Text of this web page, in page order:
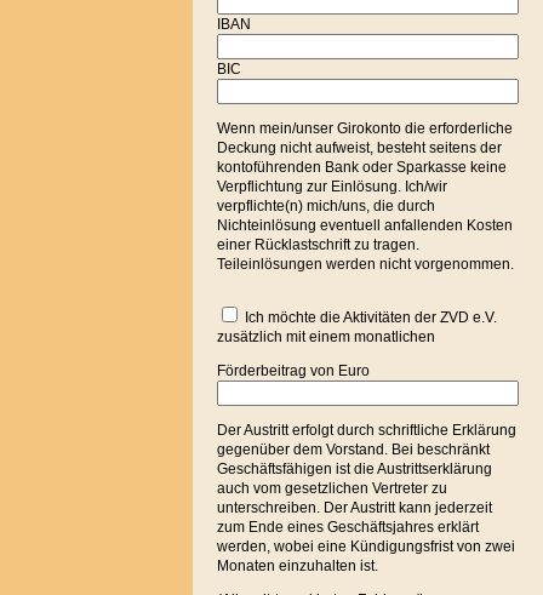
IBAN
BIC
Wenn mein/unser Girokonto die erforderliche
Deckung nicht aufweist, besteht seitens der
kontoführenden Bank oder Sparkasse keine
Verpflichtung zur Einlösung. Ich/wir
verpflichte(n) mich/uns, die durch
Nichteinlösung eventuell anfallenden Kosten
einer Rücklastschrift zu tragen.
Teileinlösungen werden nicht vorgenommen.
Ich möchte die Aktivitäten der ZVD e.V.
zusätzlich mit einem monatlichen
Förderbeitrag von Euro
Der Austritt erfolgt durch schriftliche Erklärung
gegenüber dem Vorstand. Bei beschränkt
Geschäftsfähigen ist die Austrittserklärung
auch vom gesetzlichen Vertreter zu
unterschreiben. Der Austritt kann jederzeit
zum Ende eines Geschäftsjahres erklärt
werden, wobei eine Kündigungsfrist von zwei
Monaten einzuhalten ist.